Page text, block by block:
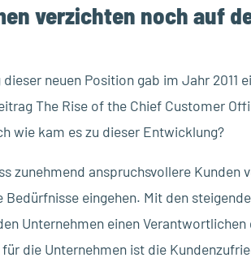
verzichten noch auf
neuen Position gab im Jahr 2011
The Rise of the Chief Customer
wie kam es zu dieser Entwicklung?
zunehmend anspruchsvollere Kunden
eingehen. Mit den
Unternehmen einen
die Unternehmen ist die